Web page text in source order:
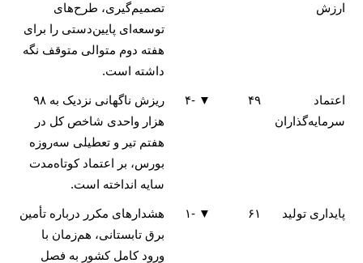
ارزش
تصمیم‌گیری، طرح‌های
توسعه‌ای پایین‌دستی را برای
هفته دوم متوالی متوقف نگه
داشته است.
اعتماد
سرمایه‌گذاران
۴۹ ▼ -۴
ریزش ناگهانی نزدیک به ۹۸
هزار واحدی شاخص کل در
هفتم تیر و تعطیلی سه‌روزه
بورس، بر اعتماد کوتاه‌مدت
سایه انداخته است.
پایداری تولید ۶۱ ▼ -۱
هشدارهای مکرر درباره تأمین
برق تابستانی، هم‌زمان با
ورود کامل کشور به فصل